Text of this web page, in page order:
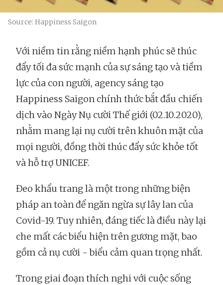
Source: Happiness Saigon
Với niềm tin rằng niềm hạnh phúc sẽ thúc
đẩy tối đa sức mạnh của sự sáng tạo và tiềm
lực của con người, agency sáng tạo
Happiness Saigon chính thức bắt đầu chiến
dịch vào Ngày Nụ cười Thế giới (02.10.2020),
nhằm mang lại nụ cười trên khuôn mặt của
mọi người, đồng thời thúc đẩy sức khỏe tốt
và hỗ trợ UNICEF.
Đeo khẩu trang là một trong những biện
pháp an toàn để ngăn ngừa sự lây lan của
Covid-19. Tuy nhiên, đáng tiếc là điều này lại
che mất các biểu hiện trên gương mặt, bao
gồm cả nụ cười - biểu cảm quan trọng nhất.
Trong giai đoạn thích nghi với cuộc sống